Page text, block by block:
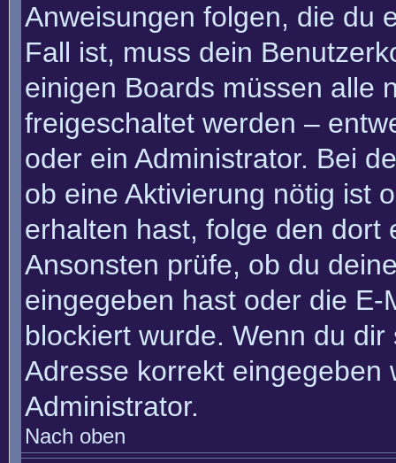
Anweisungen folgen, die du
Fall ist, muss dein
einigen Boards müssen alle
freigeschaltet werden –
oder ein Administrator. Bei
ob eine Aktivierung nötig ist
erhalten hast, folge den dort
Ansonsten prüfe, ob du
eingegeben hast oder die
blockiert wurde. Wenn du
Adresse korrekt
Administrator.
Nach oben